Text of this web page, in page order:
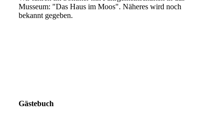
Musseum: "Das Haus im Moos". Näheres wird noch
bekannt gegeben.
Gästebuch